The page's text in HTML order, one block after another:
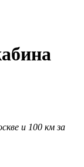
и 100 км за